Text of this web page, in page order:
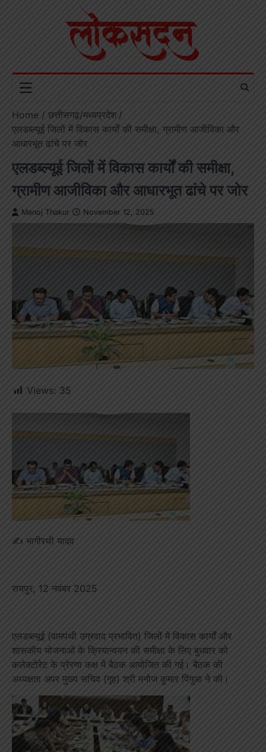
Home
छत्तीसगढ़/मध्यप्रदेश
एलडब्ल्यूई जिलों में विकास कार्यों की समीक्षा, ग्रामीण आजीविका और
आधारभूत ढांचे पर जोर
एलडब्ल्यूई जिलों में विकास कार्यों की समीक्षा,
ग्रामीण आजीविका और आधारभूत ढांचे पर जोर
Manoj Thakur November 12, 2025
Views: 35
✍️ भागीरथी यादव
रायपुर, 12 नवंबर 2025
एलडब्ल्यूई (वामपंथी उग्रवाद प्रभावित) जिलों में विकास कार्यों और
शासकीय योजनाओं के क्रियान्वयन की समीक्षा के लिए बुधवार को
कलेक्टोरेट के प्रेरणा कक्ष में बैठक आयोजित की गई। बैठक की
अध्यक्षता अपर मुख्य सचिव (गृह) श्री मनोज कुमार पिंगुआ ने की।